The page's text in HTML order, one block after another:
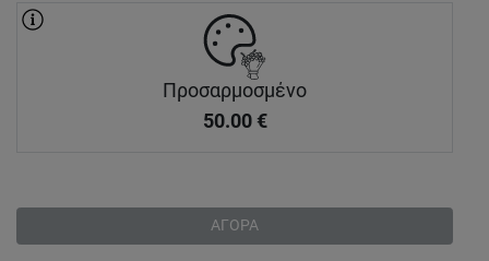
Προσαρμοσμένο
50.00 €
ΑΓΟΡΑ